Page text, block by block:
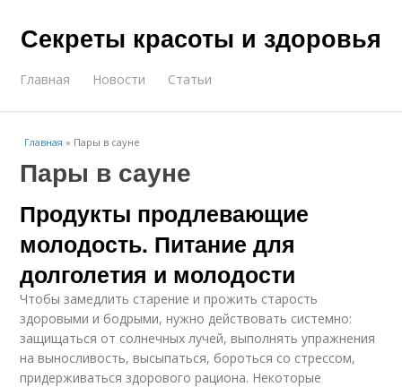
Секреты красоты и здоровья
Главная Новости Статьи
Главная » Пары в сауне
Пары в сауне
Продукты продлевающие
молодость. Питание для
долголетия и молодости
Чтобы замедлить старение и прожить старость
здоровыми и бодрыми, нужно действовать системно:
защищаться от солнечных лучей, выполнять упражнения
на выносливость, высыпаться, бороться со стрессом,
придерживаться здорового рациона. Некоторые